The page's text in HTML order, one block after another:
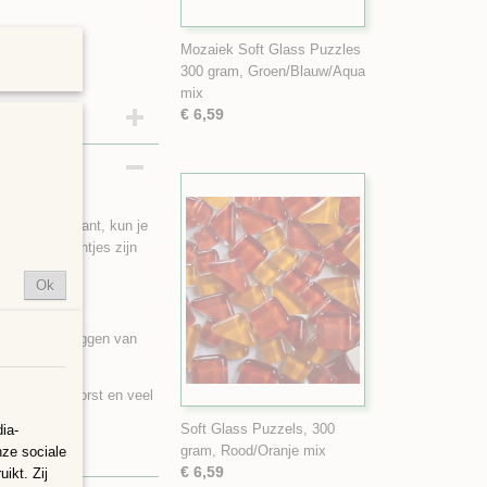
achterkant, kun je
De steentjes zijn
beleggen van
bij erge vorst en veel
Mozaiek Soft Glass Puzzles
300 gram, Groen/Blauw/Aqua
mix
€ 6,59
Soft Glass Puzzels, 300
gram, Rood/Oranje mix
€ 6,59
Ok
sociale
Zij